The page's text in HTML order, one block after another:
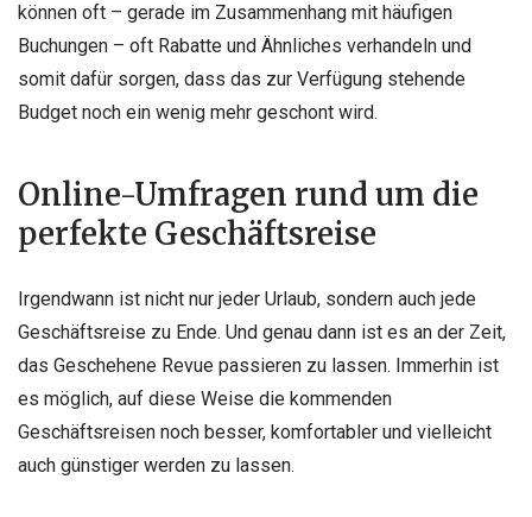
können oft – gerade im Zusammenhang mit häufigen
Buchungen – oft Rabatte und Ähnliches verhandeln und
somit dafür sorgen, dass das zur Verfügung stehende
Budget noch ein wenig mehr geschont wird.
Online-Umfragen rund um die
perfekte Geschäftsreise
Irgendwann ist nicht nur jeder Urlaub, sondern auch jede
Geschäftsreise zu Ende. Und genau dann ist es an der Zeit,
das Geschehene Revue passieren zu lassen. Immerhin ist
es möglich, auf diese Weise die kommenden
Geschäftsreisen noch besser, komfortabler und vielleicht
auch günstiger werden zu lassen.